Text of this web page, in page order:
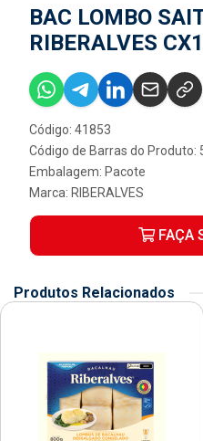
BAC LOMBO
RIBERALVES
Código: 41853
Código de Barras do Produto:
Embalagem: Pacote
Marca: RIBERALVES
FAÇA
Produtos Relacionados